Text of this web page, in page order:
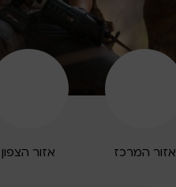
אזור המרכז אזור הצפון